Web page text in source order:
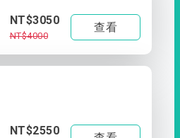
NT$3050
NT$4000
查看
NT$2550